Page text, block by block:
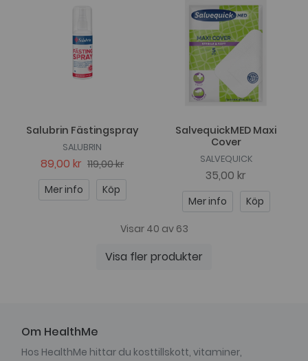
Salubrin Fästingspray
SALUBRIN
89,00 kr 119,00 kr
Mer info
Köp
SalvequickMED Maxi
Cover
SALVEQUICK
35,00 kr
Mer info
Köp
Visar 40 av 63
Visa fler produkter
Om HealthMe
Hos HealthMe hittar du kosttillskott, vitaminer,